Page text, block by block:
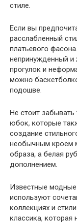
стиле.
Если вы
расслабленный
платьевого
непринужденный
прогулок и
можно
подошве.
Не стоит забывать
юбок, которые
создание
необычным кроем
образа, а белая
дополнением.
Известные
используют
коллекциях и
классика,